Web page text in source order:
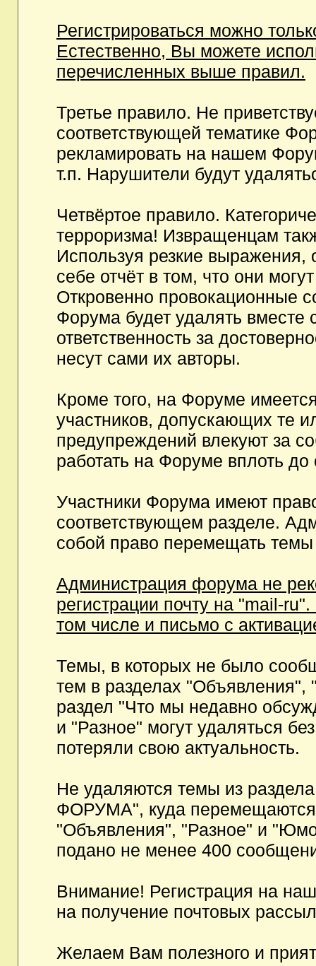
Регистрироваться можно
Естественно, Вы можете
перечисленных выше правил.
Третье правило. Не
соответствующей тематике
рекламировать на нашем
т.п. Нарушители будут
Четвёртое правило.
терроризма! Извращенцам
Используя резкие выражения,
себе отчёт в том, что они
Откровенно провокационные
Форума будет удалять вместе
ответственность за
несут сами их авторы.
Кроме того, на Форуме
участников, допускающих те
предупреждений влекуют за
работать на Форуме вплоть
Участники Форума имеют
соответствующем разделе.
собой право перемещать темы
Администрация форума не
регистрации почту на "mail-
том числе и письмо с
Темы, в которых не было
тем в разделах
раздел "Что мы недавно
и "Разное" могут удаляться
потеряли свою актуальность.
Не удаляются темы из
ФОРУМА", куда перемещаются
"Объявления", "Разное" и
подано не менее 400
Внимание! Регистрация на
на получение почтовых
Желаем Вам полезного и